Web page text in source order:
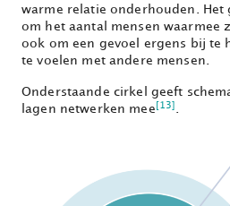
warme relatie onderhouden. Het
om het aantal mensen waarmee
ook om een gevoel ergens bij te
te voelen met andere mensen.
Onderstaande cirkel geeft
lagen netwerken mee [13]